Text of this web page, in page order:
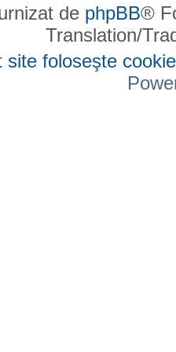
de phpBB®
Translation/
site foloseşte